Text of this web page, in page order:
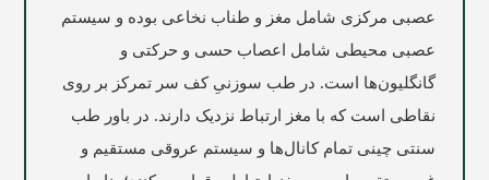
عصبی مرکزی شامل مغز و طناب نخاعی بوده و سیستم
عصبی محیطی شامل اعصاب حسی و حرکتی و
گانگلیون‌ها است. در طب سوزنیِ کف سر تمرکز بر روی
نقاطی است که با مغز ارتباط نزدیک دارند. در باور طب
سنتی چینی تمام کانال‌ها و سیستم عروقی مستقیم و